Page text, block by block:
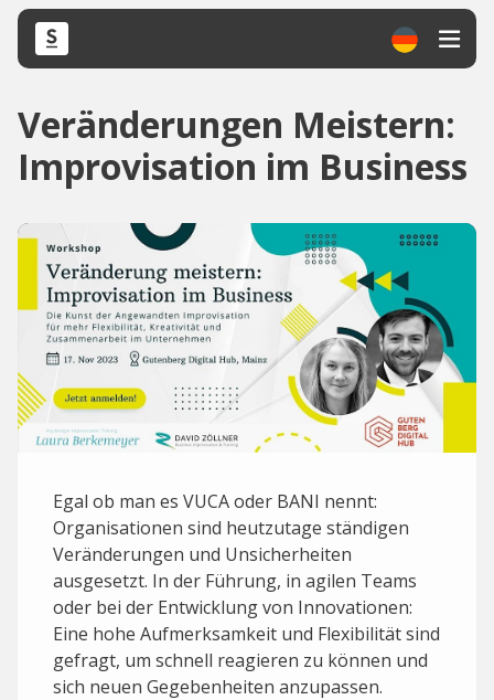
Veränderungen Meistern:
Improvisation im Business
Egal ob man es VUCA oder BANI nennt:
Organisationen sind heutzutage ständigen
Veränderungen und Unsicherheiten
ausgesetzt. In der Führung, in agilen Teams
oder bei der Entwicklung von Innovationen:
Eine hohe Aufmerksamkeit und Flexibilität sind
gefragt, um schnell reagieren zu können und
sich neuen Gegebenheiten anzupassen.